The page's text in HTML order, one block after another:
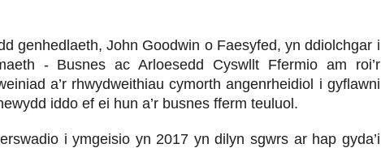
genhedlaeth, John Goodwin o Faesyfed, yn ddiolchgar i
- Busnes ac Arloesedd Cyswllt Ffermio am roi’r
a’r rhwydweithiau cymorth angenrheidiol i gyflawni
iddo ef ei hun a’r busnes fferm teuluol.
i ymgeisio yn 2017 yn dilyn sgwrs ar hap gyda’i